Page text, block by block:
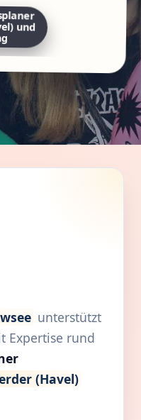
und
unterstützt
Expertise rund
(Havel)